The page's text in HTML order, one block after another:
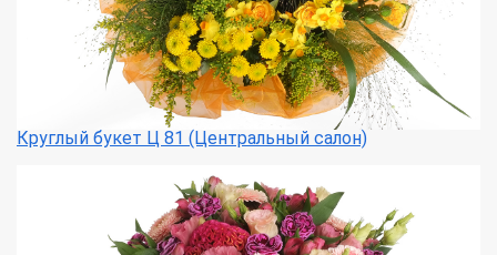
Круглый букет Ц 81 (Центральный салон)